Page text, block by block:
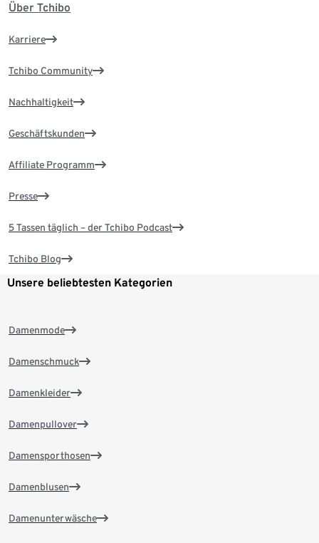
Über Tchibo
Karriere
Tchibo Community
Nachhaltigkeit
Geschäftskunden
Affiliate Programm
Presse
5 Tassen täglich – der Tchibo Podcast
Tchibo Blog
Unsere beliebtesten Kategorien
Damenmode
Damenschmuck
Damenkleider
Damenpullover
Damensporthosen
Damenblusen
Damenunterwäsche